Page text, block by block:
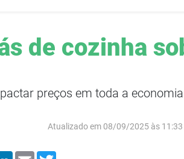
de cozinha
preços em toda a economia
Atualizado em 08/09/2025 às 11:33
LinkedIn
Email